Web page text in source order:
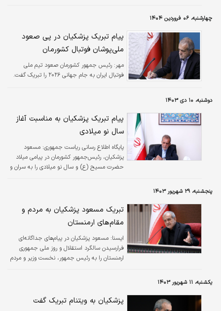
چهارشنبه، ۰۶ فروردین ۱۴۰۴
پیام تبریک پزشکیان در پی صعود
ملی‌پوشان فوتبال کشورمان
مهر: رئیس جمهور کشورمان صعود تیم ملی
فوتبال ایران به جام جهانی ۲۰۲۶ را تبریک گفت.
دوشنبه، ۱۰ دی ۱۴۰۳
پیام تبریک پزشکیان به مناسبت آغاز
سال نو میلادی
پایگاه اطلاع رسانی ریاست جمهوری: مسعود
پزشکیان، رئیس‌جمهور کشورمان در پیامی میلاد
حضرت مسیح (ع) و سال نو میلادی را به سران و
پنجشنبه، ۲۹ شهریور ۱۴۰۳
تبریک مسعود پزشکیان به مردم و
مقام‌های ارمنستان
ايسنا: مسعود پزشکیان در پیام‌های جداگانه‌ای
فرارسیدن سالگرد استقلال و روز ملی جمهوری
ارمنستان را به رئیس جمهور، نخست وزیر و مردم
یکشنبه، ۱۱ شهریور ۱۴۰۳
پزشکیان به ویتنام تبریک گفت